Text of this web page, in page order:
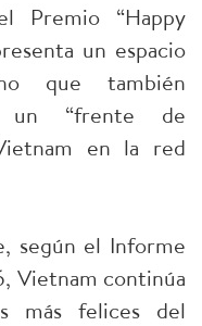
Premio “Happy
un espacio
que también
un “frente de
en la red
según el Informe
Vietnam continúa
más felices del